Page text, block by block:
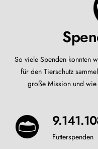
So viele Spenden konnten
für den Tierschutz
große Mission und
Futterspenden